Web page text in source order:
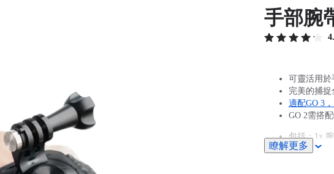
手部腕
可靈活用於
完美的捕
適配GO 3
GO 2需搭
包括：1x
瞭解更多